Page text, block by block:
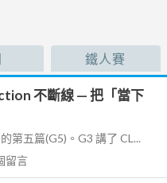
鐵人賽
不斷線 — 把「當下
第五篇(G5)。G3 講了 CL...
留言